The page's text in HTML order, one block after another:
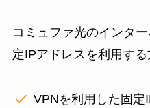
コミュファ光のインタ
定IPアドレスを利用す
VPNを利用した固定